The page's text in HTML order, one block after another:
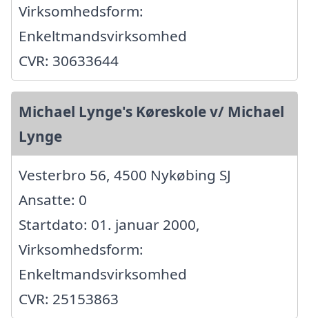
Virksomhedsform:
Enkeltmandsvirksomhed
CVR: 30633644
Michael Lynge's Køreskole v/ Michael
Lynge
Vesterbro 56, 4500 Nykøbing SJ
Ansatte: 0
Startdato: 01. januar 2000,
Virksomhedsform:
Enkeltmandsvirksomhed
CVR: 25153863